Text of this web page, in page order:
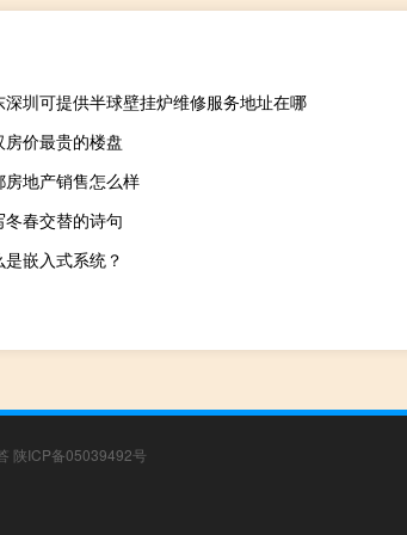
深圳可提供半球壁挂炉维修服务地址在哪
房价最贵的楼盘
房地产销售怎么样
冬春交替的诗句
是嵌入式系统？
陕ICP备05039492号